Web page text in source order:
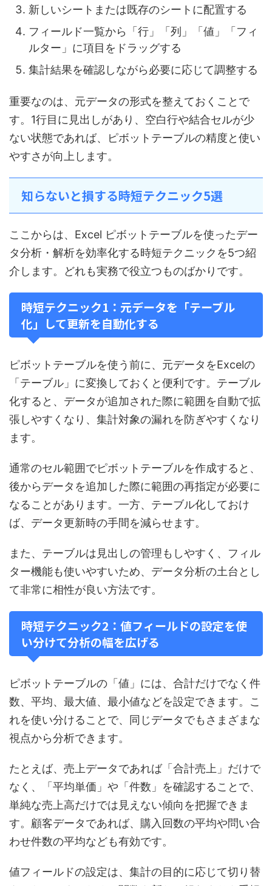
新しいシートまたは既存のシートに配置する
フィールド一覧から「行」「列」「値」「フィ
ルター」に項目をドラッグする
集計結果を確認しながら必要に応じて調整する
重要なのは、元データの形式を整えておくことで
す。1行目に見出しがあり、空白行や結合セルが少
ない状態であれば、ピボットテーブルの精度と使い
やすさが向上します。
知らないと損する時短テクニック5選
ここからは、Excel ピボットテーブルを使ったデー
タ分析・解析を効率化する時短テクニックを5つ紹
介します。どれも実務で役立つものばかりです。
時短テクニック1：元データを「テーブル
化」して更新を自動化する
ピボットテーブルを使う前に、元データをExcelの
「テーブル」に変換しておくと便利です。テーブル
化すると、データが追加された際に範囲を自動で拡
張しやすくなり、集計対象の漏れを防ぎやすくなり
ます。
通常のセル範囲でピボットテーブルを作成すると、
後からデータを追加した際に範囲の再指定が必要に
なることがあります。一方、テーブル化しておけ
ば、データ更新時の手間を減らせます。
また、テーブルは見出しの管理もしやすく、フィル
ター機能も使いやすいため、データ分析の土台とし
て非常に相性が良い方法です。
時短テクニック2：値フィールドの設定を使
い分けて分析の幅を広げる
ピボットテーブルの「値」には、合計だけでなく件
数、平均、最大値、最小値などを設定できます。こ
れを使い分けることで、同じデータでもさまざまな
視点から分析できます。
たとえば、売上データであれば「合計売上」だけで
なく、「平均単価」や「件数」を確認することで、
単純な売上高だけでは見えない傾向を把握できま
す。顧客データであれば、購入回数の平均や問い合
わせ件数の平均なども有効です。
値フィールドの設定は、集計の目的に応じて切り替